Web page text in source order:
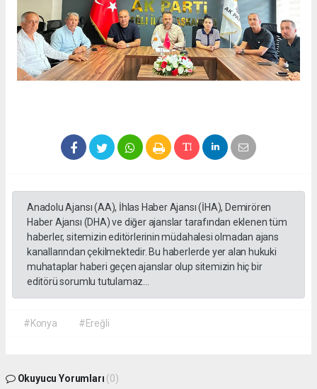
Anadolu Ajansı (AA), İhlas Haber Ajansı (İHA), Demirören
Haber Ajansı (DHA) ve diğer ajanslar tarafından eklenen tüm
haberler, sitemizin editörlerinin müdahalesi olmadan ajans
kanallarından çekilmektedir. Bu haberlerde yer alan hukuki
muhataplar haberi geçen ajanslar olup sitemizin hiç bir
editörü sorumlu tutulamaz...
#Konya #Ereğli
Okuyucu Yorumları (0)